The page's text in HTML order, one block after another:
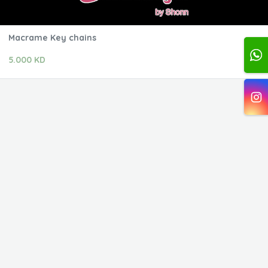
Macrame Key chains
5.000 KD